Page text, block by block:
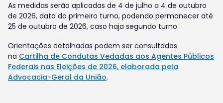
As medidas serão aplicadas de 4 de julho a 4 de outubro
de 2026, data do primeiro turno, podendo permanecer até
25 de outubro de 2026, caso haja segundo turno.
Orientações detalhadas podem ser consultadas
na Cartilha de Condutas Vedadas aos Agentes Públicos
Federais nas Eleições de 2026, elaborada pela
Advocacia-Geral da União.